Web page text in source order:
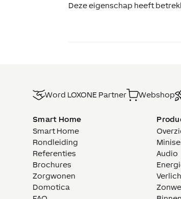
Deze eigenschap heeft
Word LOXONE Partner Webshop
Smart Home
Smart Home
Rondleiding
Referenties
Brochures
Zorgwonen
Domotica
Audio